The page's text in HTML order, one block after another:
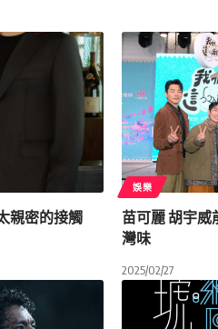
親密的接觸
娛樂
苗可麗 胡宇威
灣味
2025/02/27